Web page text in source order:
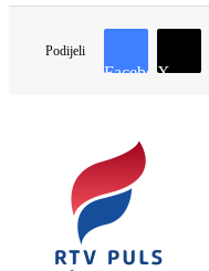
Podijeli
Facebook
X